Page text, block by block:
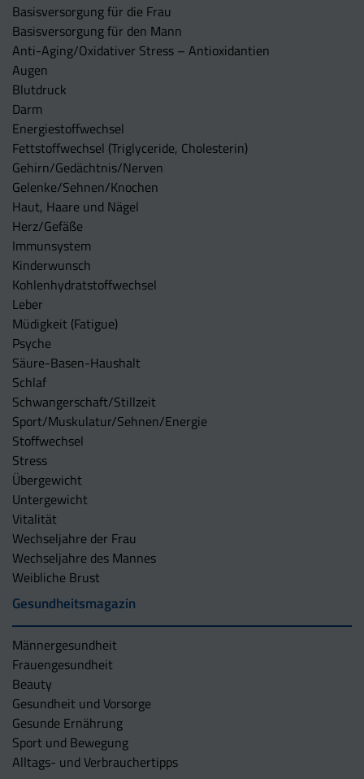
Basisversorgung für die Frau
Basisversorgung für den Mann
Anti-Aging/Oxidativer Stress – Antioxidantien
Augen
Blutdruck
Darm
Energiestoffwechsel
Fettstoffwechsel (Triglyceride, Cholesterin)
Gehirn/Gedächtnis/Nerven
Gelenke/Sehnen/Knochen
Haut, Haare und Nägel
Herz/Gefäße
Immunsystem
Kinderwunsch
Kohlenhydratstoffwechsel
Leber
Müdigkeit (Fatigue)
Psyche
Säure-Basen-Haushalt
Schlaf
Schwangerschaft/Stillzeit
Sport/Muskulatur/Sehnen/Energie
Stoffwechsel
Stress
Übergewicht
Untergewicht
Vitalität
Wechseljahre der Frau
Wechseljahre des Mannes
Weibliche Brust
Gesundheitsmagazin
Männergesundheit
Frauengesundheit
Beauty
Gesundheit und Vorsorge
Gesunde Ernährung
Sport und Bewegung
Alltags- und Verbrauchertipps